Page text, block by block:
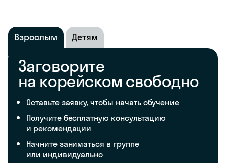
Взрослым Детям
Заговорите
на корейском свободно
Оставьте заявку, чтобы начать обучение
Получите бесплатную консультацию
и рекомендации
Начните заниматься в группе
или индивидуально